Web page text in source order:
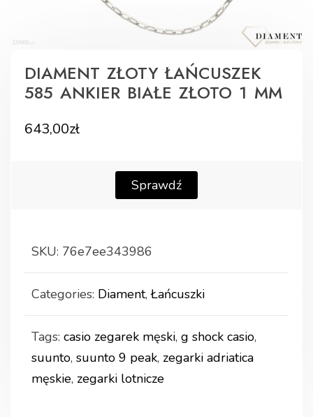
DIAMENT ZŁOTY ŁAŃCUSZEK
585 ANKIER BIAŁE ZŁOTO 1 MM
643,00zł
Sprawdź
SKU: 76e7ee343986
Categories: Diament,Łańcuszki
Tags: casio zegarek męski, g shock casio,
suunto, suunto 9 peak, zegarki adriatica
męskie, zegarki lotnicze